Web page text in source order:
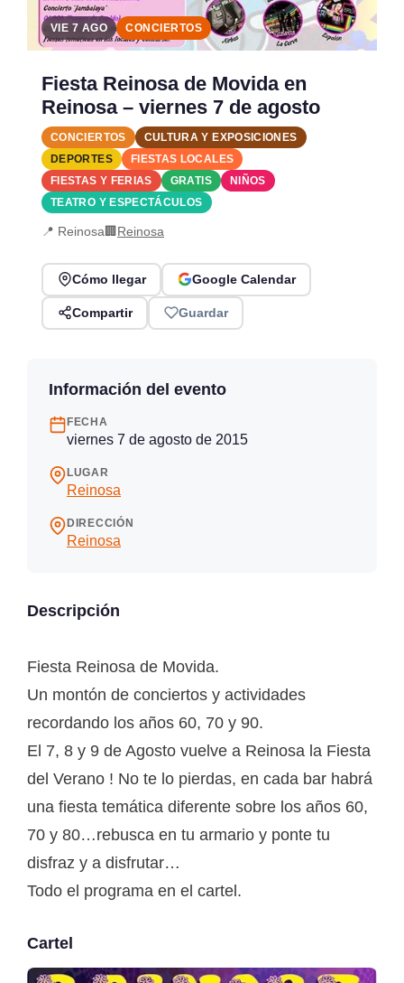
VIE 7 AGO CONCIERTOS
Fiesta Reinosa de Movida en
Reinosa – viernes 7 de agosto
CONCIERTOS
CULTURA Y EXPOSICIONES
DEPORTES
FIESTAS LOCALES
FIESTAS Y FERIAS
GRATIS
NIÑOS
TEATRO Y ESPECTÁCULOS
📍 Reinosa🏢 Reinosa
Cómo llegar Google Calendar
Compartir Guardar
Información del evento
FECHA
viernes 7 de agosto de 2015
LUGAR
Reinosa
DIRECCIÓN
Reinosa
Descripción
Fiesta Reinosa de Movida.
Un montón de conciertos y actividades
recordando los años 60, 70 y 90.
El 7, 8 y 9 de Agosto vuelve a Reinosa la Fiesta
del Verano ! No te lo pierdas, en cada bar habrá
una fiesta temática diferente sobre los años 60,
70 y 80…rebusca en tu armario y ponte tu
disfraz y a disfrutar…
Todo el programa en el cartel.
Cartel